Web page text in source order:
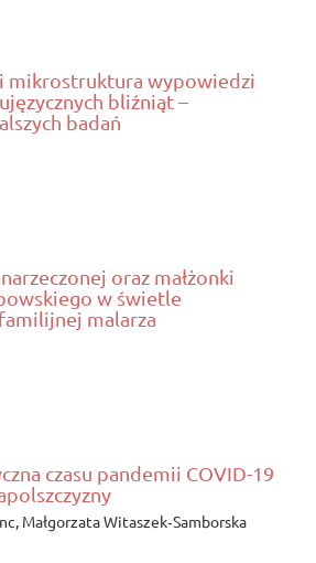
mikrostruktura wypowiedzi
bliźniąt –
badań
oraz małżonki
w świetle
malarza
czasu pandemii COVID-19
Małgorzata Witaszek‑Samborska